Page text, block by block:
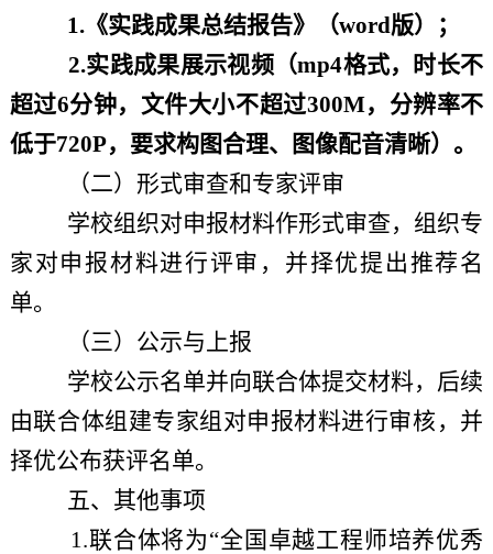
1.《实践成果总结报告》（word版）；
2.实践成果展示视频（mp4格式，时长不
超过6分钟，文件大小不超过300M，分辨率不
低于720P，要求构图合理、图像配音清晰） 。
（二）形式审查和专家评审
学校组织对申报材料作形式审查，组织专
家对申报材料进行评审 ，并择优提出推荐名
单。
（三）公示与 上报
学校公示名单并向联合体提交材料，后续
由联合体组建专家组对申报材料进行审核，并
择优公布获评名单。
五、其他事项
1.联合体将为“全国卓越工程师培养优秀